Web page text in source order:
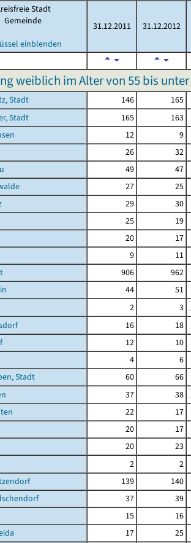
Stadt
Gemeinde
einblenden
31.12.2011 31.12.2012
weiblich im Alter von 55 bis
Stadt 146 165
Stadt
165 163
12 9
26 32
49 47
27 25
29 30
25 19
20 17
9 11
906 962
44 51
2
3
16 18
12 10
4 6
Stadt
60 66
37
38
22 17
20 17
20 23
2 2
139 140
37 39
15 16
17 25